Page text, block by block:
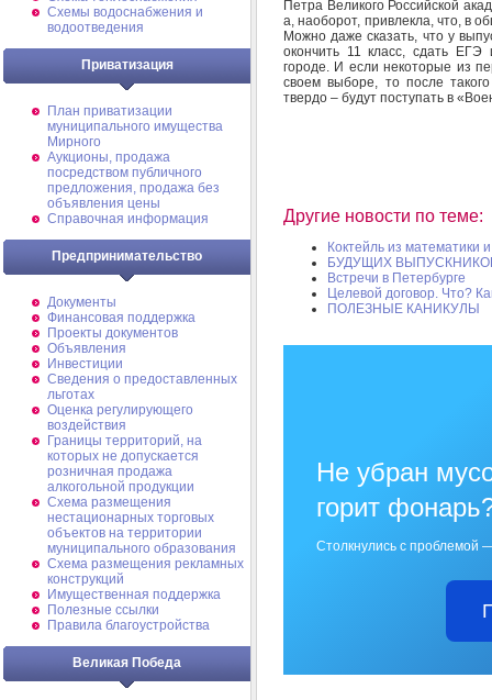
Схемы водоснабжения и
водоотведения
Приватизация
План приватизации
муниципального имущества
Мирного
Аукционы, продажа
посредством публичного
предложения, продажа без
объявления цены
Справочная информация
Предпринимательство
Документы
Финансовая поддержка
Проекты документов
Объявления
Инвестиции
Сведения о предоставленных
льготах
Оценка регулирующего
воздействия
Границы территорий, на
которых не допускается
розничная продажа
алкогольной продукции
Схема размещения
нестационарных торговых
объектов на территории
муниципального образования
Схема размещения рекламных
конструкций
Имущественная поддержка
Полезные ссылки
Правила благоустройства
Великая Победа
Петра Великого Российской
а, наоборот, привлекла, что, в
Можно даже сказать, что у
окончить 11 класс, сдать ЕГЭ
городе. И если некоторые из
своем выборе, то после
твердо – будут поступать в
Другие новости по теме:
Коктейль из математики
БУДУЩИХ
Встречи в Петербурге
Целевой договор. Что?
ПОЛЕЗНЫЕ КАНИКУЛЫ
Не убран
горит
Столкнулись с проблемой